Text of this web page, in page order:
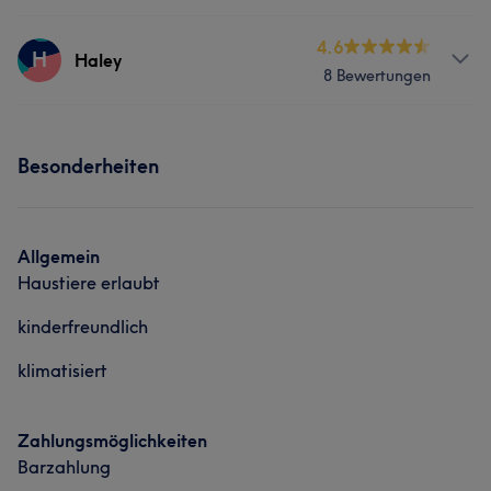
Portfolio
Services
Portfolio
H Haley
4.6
8 Bewertungen
Portfolio
Besonderheiten
Allgemein
Haustiere erlaubt
kinderfreundlich
klimatisiert
Zahlungsmöglichkeiten
Barzahlung